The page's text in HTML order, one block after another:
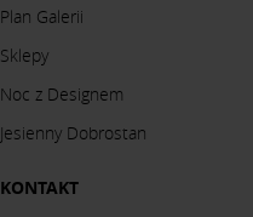
Plan Galerii
Sklepy
Noc z Designem
Jesienny Dobrostan
KONTAKT